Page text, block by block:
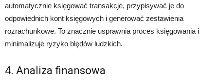
automatycznie księgować transakcje, przypisywać je do
odpowiednich kont księgowych i generować zestawienia
rozrachunkowe. To znacznie usprawnia proces księgowania i
minimalizuje ryzyko błędów ludzkich.
4. Analiza finansowa